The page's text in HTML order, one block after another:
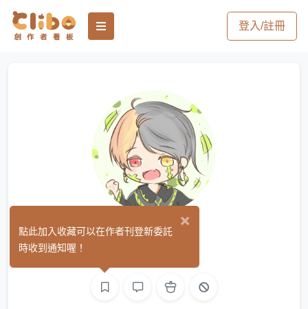
登入/註冊
Yushuo
×
點此加入收藏可以在作者刊登新委託
時收到通知喔！